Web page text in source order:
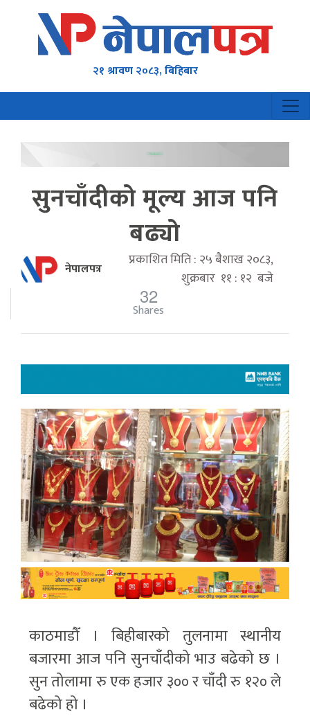
२१ श्रावण २०८३, बिहिबार
सुनचाँदीको मूल्य आज पनि
बढ्यो
नेपालपत्र
प्रकाशित मिति : २५ बैशाख २०८३,
शुक्रबार ११ : १२ बजे
32
Shares
काठमाडौँ । बिहीबारको तुलनामा स्थानीय
बजारमा आज पनि सुनचाँदीको भाउ बढेको छ ।
सुन तोलामा रु एक हजार ३०० र चाँदी रु १२० ले
बढेको हो ।